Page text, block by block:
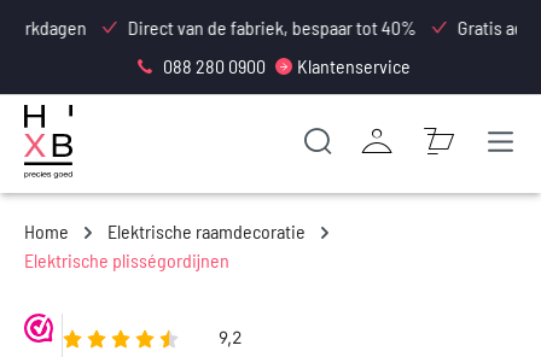
Direct van de fabriek, bespaar tot 40%
Gratis advies- en
088 280 0900
Klantenservice
Home
Elektrische raamdecoratie
Elektrische plisségordijnen